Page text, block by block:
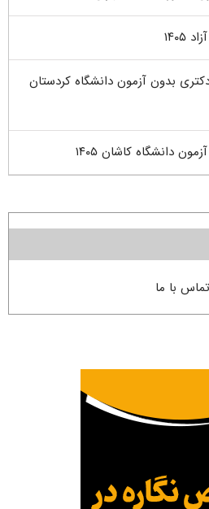
بدون آزمون دانشگاه کردستان
دانشگاه کاشان ۱۴۰۵
تماس با ما